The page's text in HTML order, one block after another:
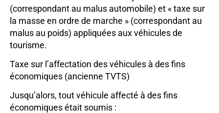
(correspondant au malus automobile) et « taxe sur
la masse en ordre de marche » (correspondant au
malus au poids) appliquées aux véhicules de
tourisme.
Taxe sur l’affectation des véhicules à des fins
économiques (ancienne TVTS)
Jusqu’alors, tout véhicule affecté à des fins
économiques était soumis :